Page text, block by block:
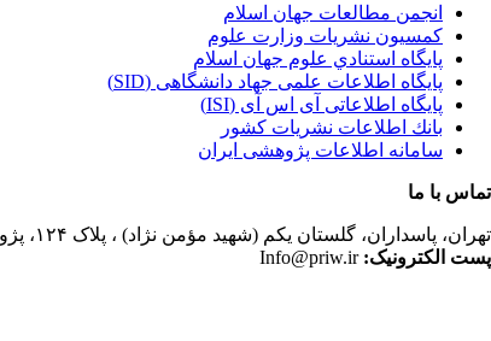
انجمن مطالعات جهان اسلام
کمسیون نشریات وزارت علوم
پايگاه استنادي علوم جهان اسلام
پایگاه اطلاعات علمی جهاد دانشگاهی (SID)
پایگاه اطلاعاتی آی اس آی (ISI)
بانك اطلاعات نشريات كشور
سامانه اطلاعات پژوهشی ایران
تماس با ما
تهران، پاسداران، گلستان یکم (شهید مؤمن نژاد) ، پلاک ۱۲۴، پژوهشکده مطالعات فرهنگی و اجتماعی، ساختمان کتابخانه، دفتر انجمن مطالعات جهان اسلام، فصلنامه پژوهشهای سیاسی جهان اسلام
پست الکترونیک:Info@priw.ir